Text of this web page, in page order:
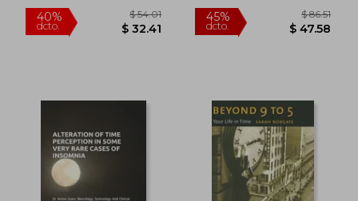
dcto. $ 51.95 dcto.